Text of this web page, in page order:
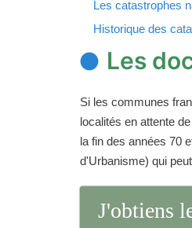
Les catastrophes
Historique des
Les
Si les communes
localités en attente
la fin des années 70
d'Urbanisme) qui
J'obtiens